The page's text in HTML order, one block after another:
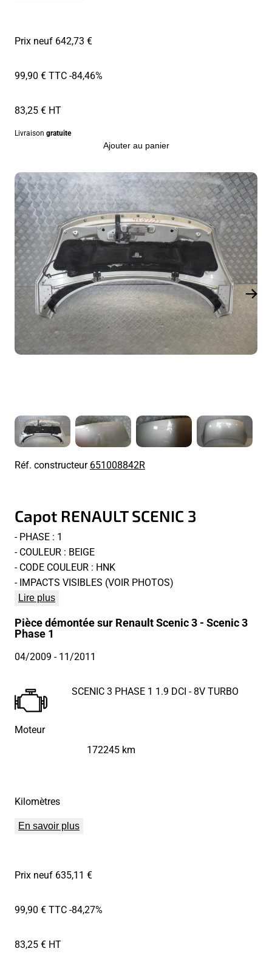
Prix neuf 642,73 €
99,90 € TTC-84,46%
83,25 € HT
Livraison gratuite
Ajouter au panier
Réf. constructeur651008842R
Capot RENAULT SCENIC 3
- PHASE : 1
- COULEUR : BEIGE
- CODE COULEUR : HNK
- IMPACTS VISIBLES (VOIR PHOTOS)
Lire plus
Pièce démontée sur Renault Scenic 3 - Scenic 3
Phase 1
04/2009 - 11/2011
Moteur
SCENIC 3 PHASE 1 1.9 DCI - 8V TURBO
Kilomètres
172245 km
En savoir plus
Prix neuf 635,11 €
99,90 € TTC-84,27%
83,25 € HT